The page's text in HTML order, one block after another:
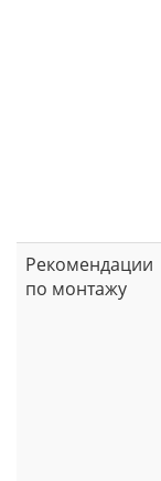
Рекомендации
по монтажу